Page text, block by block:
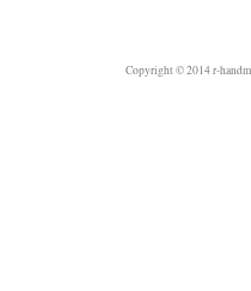
Copyright © 2014 r-